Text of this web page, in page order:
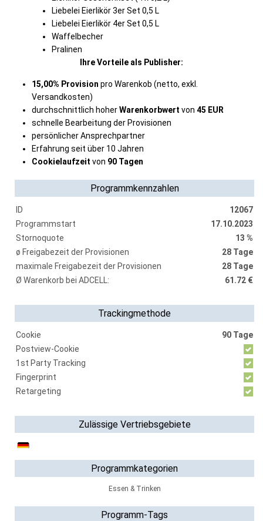
Liebelei Eierlikör 3er Set 0,5 L
Liebelei Eierlikör 4er Set 0,5 L
Waffelbecher
Pralinen
Ihre Vorteile als Publisher:
15,00% Provision pro Warenkob (netto, exkl.
Versandkosten)
durchschnittlich hoherWarenkorbwert von 45 EUR
schnelle Bearbeitung der Provisionen
persönlicher Ansprechpartner
Erfahrung seit über 10 Jahren
Cookielaufzeit von 90 Tagen
Programmkennzahlen
ID
12067
Programmstart
17.10.2023
Stornoquote
13 %
ø Freigabezeit der Provisionen
28 Tage
maximale Freigabezeit der Provisionen
28 Tage
Ø Warenkorb bei ADCELL:
61.72 €
Trackingmethode
Cookie
90 Tage
Postview-Cookie
1st Party Tracking
Fingerprint
Retargeting
Zulässige Vertriebsgebiete
Programmkategorien
Essen & Trinken
Programm-Tags